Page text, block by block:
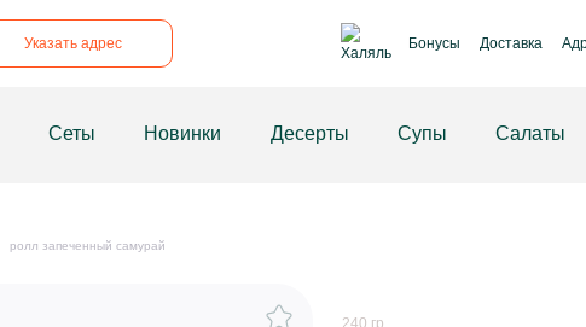
Указать адрес Бонусы Доставка
Сеты Новинки Десерты Супы Салаты
ролл запеченный самурай
240 гр